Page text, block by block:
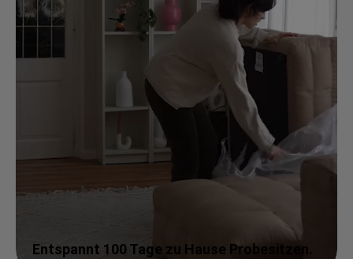
Entspannt 100 Tage zu Hause Probesitzen.